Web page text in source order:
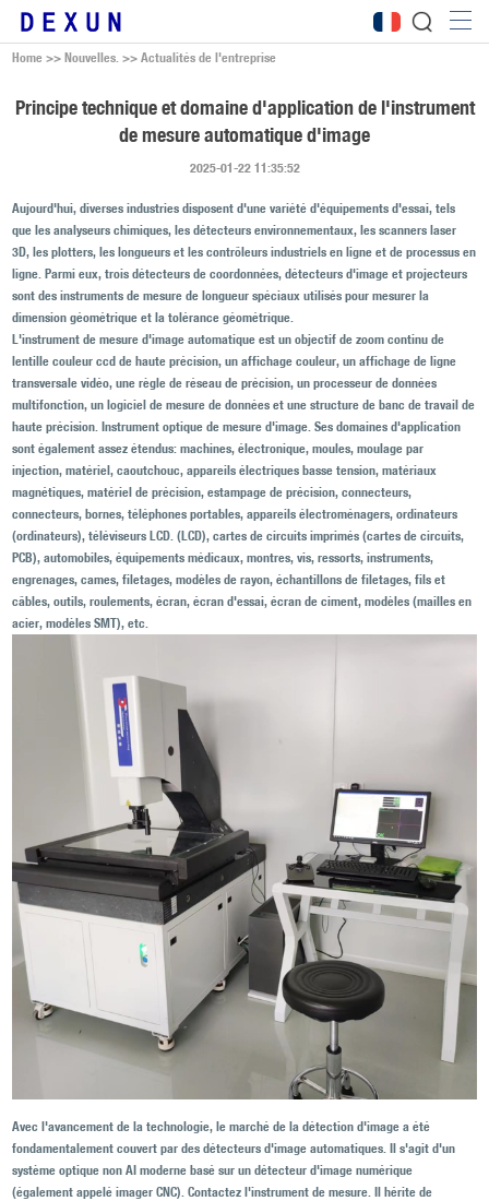
Home >>Nouvelles. >>Actualités de l'entreprise
Principe technique et domaine d'application de l'instrument
de mesure automatique d'image
2025-01-22 11:35:52
Aujourd'hui, diverses industries disposent d'une variété d'équipements d'essai, tels
que les analyseurs chimiques, les détecteurs environnementaux, les scanners laser
3D, les plotters, les longueurs et les contrôleurs industriels en ligne et de processus en
ligne. Parmi eux, trois détecteurs de coordonnées, détecteurs d'image et projecteurs
sont des instruments de mesure de longueur spéciaux utilisés pour mesurer la
dimension géométrique et la tolérance géométrique.
L'instrument de mesure d'image automatique est un objectif de zoom continu de
lentille couleur ccd de haute précision, un affichage couleur, un affichage de ligne
transversale vidéo, une règle de réseau de précision, un processeur de données
multifonction, un logiciel de mesure de données et une structure de banc de travail de
haute précision. Instrument optique de mesure d'image. Ses domaines d'application
sont également assez étendus: machines, électronique, moules, moulage par
injection, matériel, caoutchouc, appareils électriques basse tension, matériaux
magnétiques, matériel de précision, estampage de précision, connecteurs,
connecteurs, bornes, téléphones portables, appareils électroménagers, ordinateurs
(ordinateurs), téléviseurs LCD. (LCD), cartes de circuits imprimés (cartes de circuits,
PCB), automobiles, équipements médicaux, montres, vis, ressorts, instruments,
engrenages, cames, filetages, modèles de rayon, échantillons de filetages, fils et
câbles, outils, roulements, écran, écran d'essai, écran de ciment, modèles (mailles en
acier, modèles SMT), etc.
Avec l'avancement de la technologie, le marché de la détection d'image a été
fondamentalement couvert par des détecteurs d'image automatiques. Il s'agit d'un
système optique non AI moderne basé sur un détecteur d'image numérique
(également appelé imager CNC). Contactez l'instrument de mesure. Il hérite de